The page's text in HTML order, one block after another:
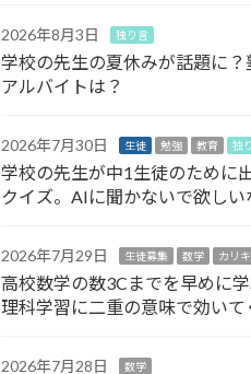
2026年8月3日 独り言
学校の先生の夏休みが話題に？
アルバイトは？
2026年7月30日 生徒 勉強 教育 独
学校の先生が中1生徒のために
クイズ。AIに聞かないで欲しい
2026年7月29日 生徒募集 数学 カリ
高校数学の数3Cまでを早めに
理科学習に二重の意味で効いて
2026年7月28日 数学